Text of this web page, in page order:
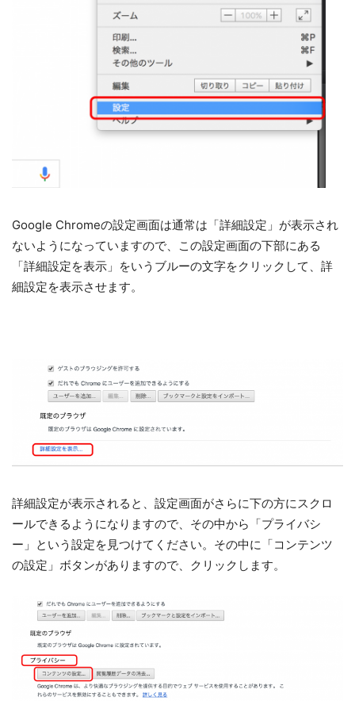
Google Chromeの設定画面は通常は「詳細設定」が表示され
ないようになっていますので、この設定画面の下部にある
「詳細設定を表示」をいうブルーの文字をクリックして、詳
細設定を表示させます。
詳細設定が表示されると、設定画面がさらに下の方にスクロ
ールできるようになりますので、その中から「プライバシ
ー」という設定を見つけてください。その中に「コンテンツ
の設定」ボタンがありますので、クリックします。